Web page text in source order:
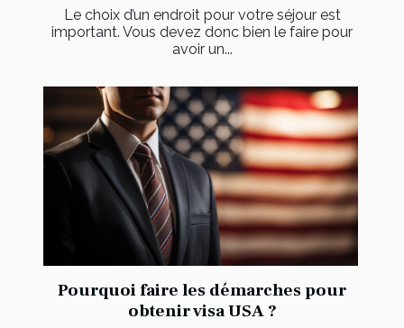
Le choix d’un endroit pour votre séjour est
important. Vous devez donc bien le faire pour
avoir un...
Pourquoi faire les démarches pour
obtenir visa USA ?